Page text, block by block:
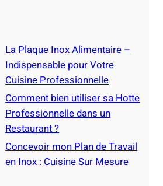
La Plaque Inox Alimentaire –
Indispensable pour Votre
Cuisine Professionnelle
Comment bien utiliser sa Hotte
Professionnelle dans un
Restaurant ?
Concevoir mon Plan de Travail
en Inox : Cuisine Sur Mesure